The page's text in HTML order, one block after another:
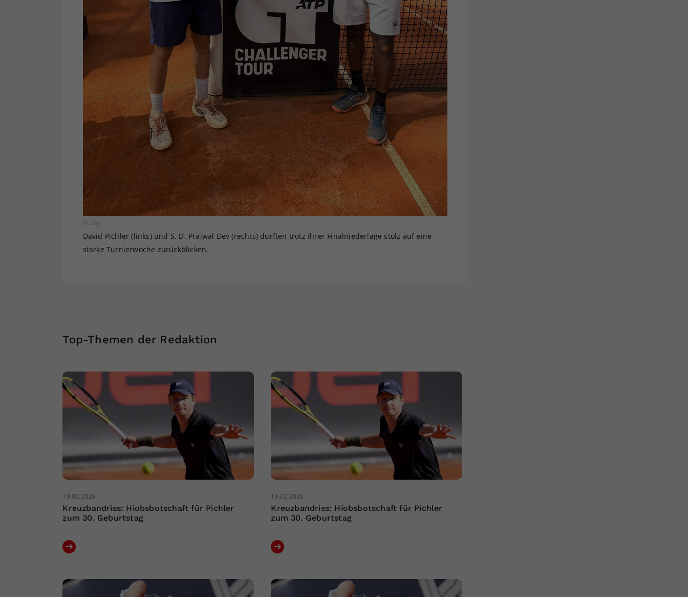
© zVg
David Pichler (links) und S. D. Prajwal Dev (rechts) durften trotz ihrer Finalniederlage stolz auf eine
starke Turnierwoche zurückblicken.
Top-Themen der Redaktion
19.02.2026
Kreuzbandriss: Hiobsbotschaft für Pichler
zum 30. Geburtstag
19.02.2026
Kreuzbandriss: Hiobsbotschaft für Pichler
zum 30. Geburtstag